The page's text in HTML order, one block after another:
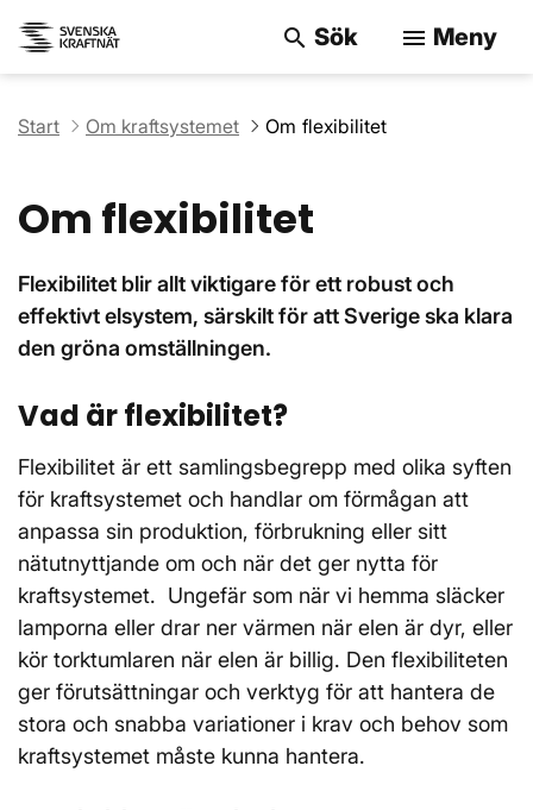
search Sök menu Meny
Start Om kraftsystemet Om flexibilitet
Om flexibilitet
Flexibilitet blir allt viktigare för ett robust och
effektivt elsystem, särskilt för att Sverige ska klara
den gröna omställningen.
Vad är flexibilitet?
Flexibilitet är ett samlingsbegrepp med olika syften
för kraftsystemet och handlar om förmågan att
anpassa sin produktion, förbrukning eller sitt
nätutnyttjande om och när det ger nytta för
kraftsystemet. Ungefär som när vi hemma släcker
lamporna eller drar ner värmen när elen är dyr, eller
kör torktumlaren när elen är billig. Den flexibiliteten
ger förutsättningar och verktyg för att hantera de
stora och snabba variationer i krav och behov som
kraftsystemet måste kunna hantera.